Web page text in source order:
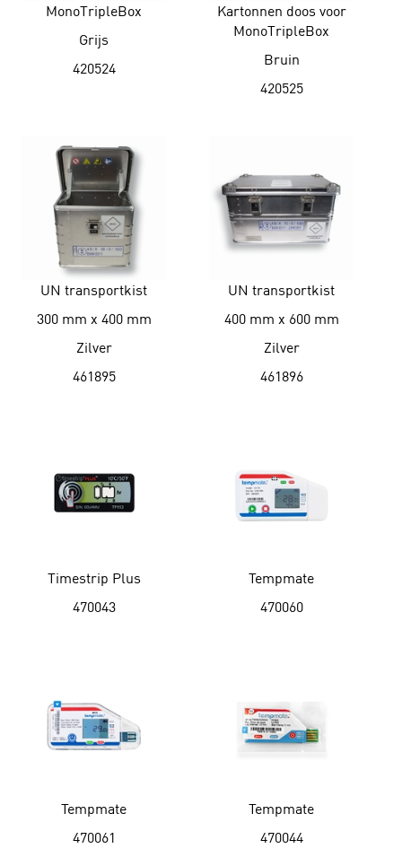
MonoTripleBox
Grijs
420524
Kartonnen doos voor
MonoTripleBox
Bruin
420525
UN transportkist
300 mm x 400 mm
Zilver
461895
UN transportkist
400 mm x 600 mm
Zilver
461896
Timestrip Plus
470043
Tempmate
470060
Tempmate
470061
Tempmate
470044